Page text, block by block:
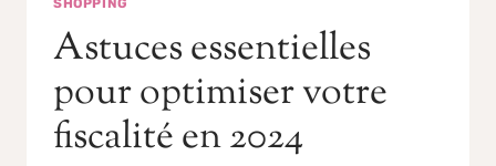
SHOPPING
Astuces essentielles
pour optimiser votre
fiscalité en 2024